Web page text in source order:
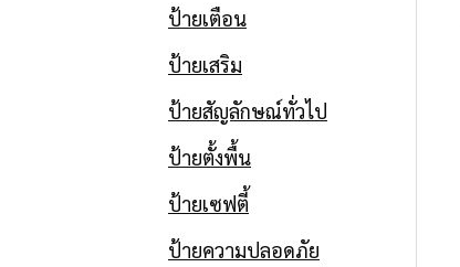
ป้ายเตือน
ป้ายเสริม
ป้ายสัญลักษณ์ทั่วไป
ป้ายตั้งพื้น
ป้ายเซฟตี้
ป้ายความปลอดภัย